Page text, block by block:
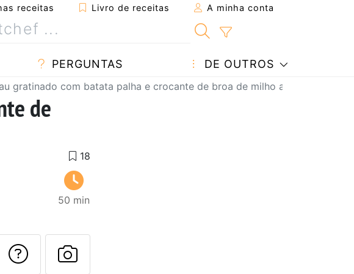
receitas Livro de receitas A minha conta
PERGUNTAS DE OUTROS
gratinado com batata palha e crocante de broa de milho aromatizada
de
50 min
receita a um amigo
esta página
Falar com o autor da receita